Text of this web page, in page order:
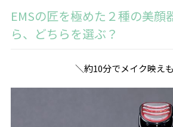
EMSの匠を極めた２種の美顔
ら、どちらを選ぶ？
＼約10分でメイク映え